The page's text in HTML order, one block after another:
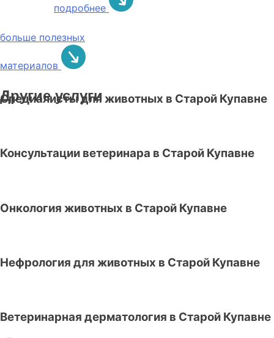
подробнее
больше полезных
материалов
Другие услуги
Специалисты для животных в Старой Купавне
Консультации ветеринара в Старой Купавне
Онкология животных в Старой Купавне
Нефрология для животных в Старой Купавне
Ветеринарная дерматология в Старой Купавне